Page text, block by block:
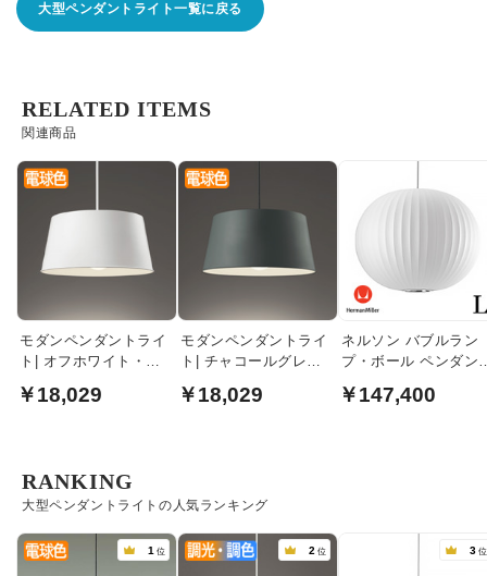
大型ペンダントライト一覧に戻る
関連商品
RELATED ITEMS
モダンペンダントライ
ト| オフホワイト・引
￥18,029
モダンペンダントライ
ト| チャコールグレ
￥18,029
ネルソン バブルラン
プ・ボール ペンダン
マンミラー
￥147,400
大型ペンダントライトの人気ランキング
RANKING
1 位 2 位 3 位